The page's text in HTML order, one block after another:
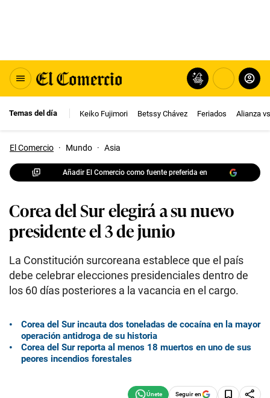
Temas del día Keiko Fujimori Betssy Chávez Feriados Alianza
El Comercio · Mundo · Asia
Añadir El Comercio como fuente preferida en
Corea del Sur elegirá a su nuevo
presidente el 3 de junio
La Constitución surcoreana establece que el país
debe celebrar elecciones presidenciales dentro de
los 60 días posteriores a la vacancia en el cargo.
Corea del Sur incauta dos toneladas de cocaína en la mayor
operación antidroga de su historia
Corea del Sur reporta al menos 18 muertos en uno de sus
peores incendios forestales
Seguir en